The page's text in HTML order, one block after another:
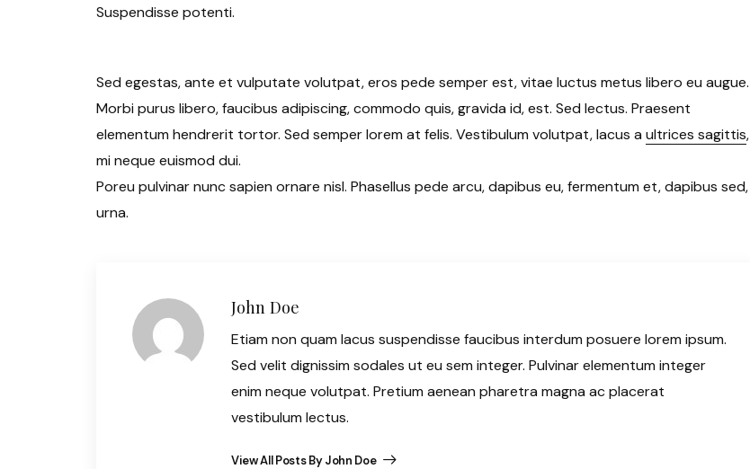
Suspendisse potenti.
Sed egestas, ante et vulputate volutpat, eros pede semper est, vitae luctus metus libero eu augue.
Morbi purus libero, faucibus adipiscing, commodo quis, gravida id, est. Sed lectus. Praesent
elementum hendrerit tortor. Sed semper lorem at felis. Vestibulum volutpat, lacus a ultrices sagittis,
mi neque euismod dui.
Poreu pulvinar nunc sapien ornare nisl. Phasellus pede arcu, dapibus eu, fermentum et, dapibus sed,
urna.
John Doe
Etiam non quam lacus suspendisse faucibus interdum posuere lorem ipsum.
Sed velit dignissim sodales ut eu sem integer. Pulvinar elementum integer
enim neque volutpat. Pretium aenean pharetra magna ac placerat
vestibulum lectus.
View All Posts By John Doe